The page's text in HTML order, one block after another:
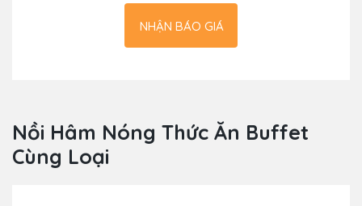
NHẬN BÁO GIÁ
Nồi Hâm Nóng Thức Ăn Buffet
Cùng Loại